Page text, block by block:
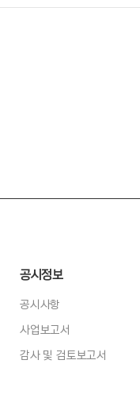
공시정보
공시사항
사업보고서
감사 및 검토보고서